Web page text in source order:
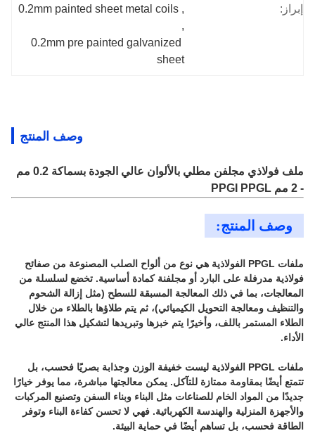
إبراز:
,
0.2mm painted sheet metal coils
,
0.2mm pre painted galvanized
sheet
وصف المنتج
ملف فولاذي مجلفن مطلي بالألوان عالي الجودة بسماكة 0.2 مم
- 2 مم PPGI PPGL
وصف المنتج:
ملفات PPGL الفولاذية هي نوع من ألواح الصلب المصنوعة من صفائح
فولاذية مدرفلة على البارد أو مجلفنة كمادة أساسية. تخضع لسلسلة من
المعالجات، بما في ذلك المعالجة المسبقة للسطح (مثل إزالة الشحوم
والتنظيف ومعالجة التحويل الكيميائي)، ثم يتم طلاؤها بالطلاء من خلال
الطلاء المستمر باللف، وأخيرًا يتم خبزها وتبريدها لتشكيل هذا المنتج عالي
الأداء.
ملفات PPGL الفولاذية ليست خفيفة الوزن وجذابة بصريًا فحسب، بل
تتمتع أيضًا بمقاومة ممتازة للتآكل. يمكن معالجتها مباشرة، مما يوفر خيارًا
جديدًا من المواد الخام للصناعات مثل البناء وبناء السفن وتصنيع المركبات
والأجهزة المنزلية والهندسة الكهربائية. فهي لا تحسن كفاءة البناء وتوفر
الطاقة فحسب، بل تساهم أيضًا في حماية البيئة.